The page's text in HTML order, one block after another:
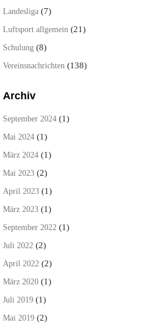
Landesliga (7)
Luftsport allgemein (21)
Schulung (8)
Vereinsnachrichten (138)
Archiv
September 2024 (1)
Mai 2024 (1)
März 2024 (1)
Mai 2023 (2)
April 2023 (1)
März 2023 (1)
September 2022 (1)
Juli 2022 (2)
April 2022 (2)
März 2020 (1)
Juli 2019 (1)
Mai 2019 (2)